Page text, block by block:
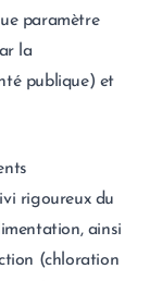
paramètre
la
publique) et
rigoureux du
ainsi
(chloration